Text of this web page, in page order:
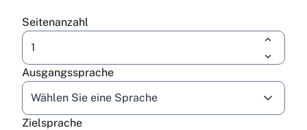
Seitenanzahl
Ausgangssprache
Wählen Sie eine Sprache
Zielsprache